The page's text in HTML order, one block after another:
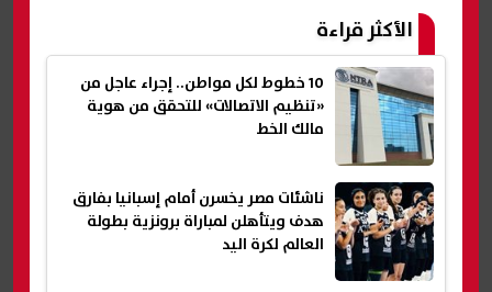
الأكثر قراءة
10 خطوط لكل مواطن.. إجراء عاجل من
«تنظيم الاتصالات» للتحقق من هوية
مالك الخط
ناشئات مصر يخسرن أمام إسبانيا بفارق
هدف ويتأهلن لمباراة برونزية بطولة
العالم لكرة اليد